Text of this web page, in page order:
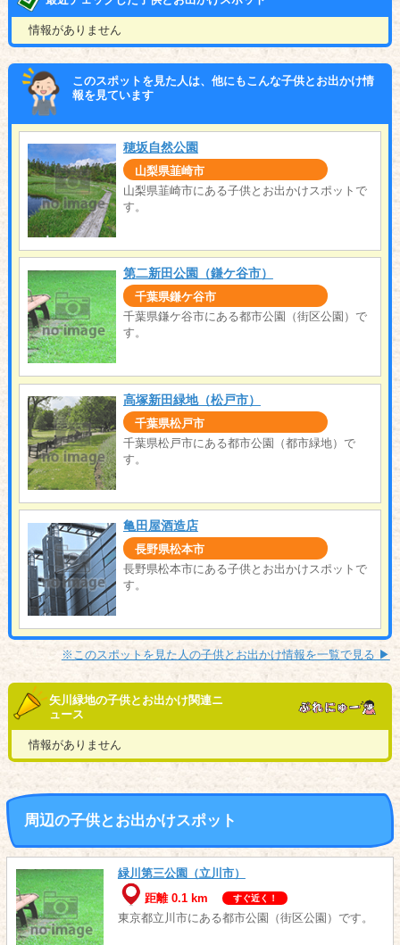
情報がありません
このスポットを見た人は、他にもこんな子供とお出かけ情
報を見ています
穂坂自然公園
山梨県韮崎市
山梨県韮崎市にある子供とお出かけスポットで
す。
第二新田公園（鎌ケ谷市）
千葉県鎌ケ谷市
千葉県鎌ケ谷市にある都市公園（街区公園）で
す。
高塚新田緑地（松戸市）
千葉県松戸市
千葉県松戸市にある都市公園（都市緑地）で
す。
亀田屋酒造店
長野県松本市
長野県松本市にある子供とお出かけスポットで
す。
※このスポットを見た人の子供とお出かけ情報を一覧で見る ▶︎
矢川緑地の子供とお出かけ関連ニ
ュース
情報がありません
周辺の子供とお出かけスポット
緑川第三公園（立川市）
距離 0.1 km
すぐ近く！
東京都立川市にある都市公園（街区公園）です。